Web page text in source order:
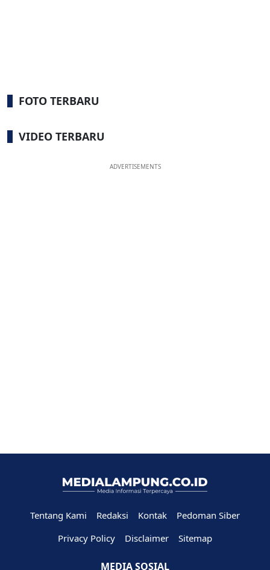
FOTO TERBARU
VIDEO TERBARU
ADVERTISEMENTS
Tentang Kami Redaksi Kontak
Pedoman Siber
Privacy Policy
Disclaimer Sitemap
MEDIA SOSIAL